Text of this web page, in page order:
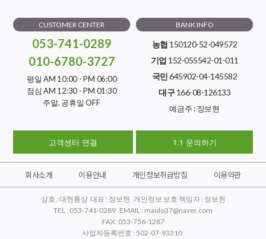
CUSTOMER CENTER
053-741-0289
010-6780-3727
평일 AM 10:00 - PM 06:00
점심 AM 12:30 - PM 01:30
주말, 공휴일 OFF
BANK INFO
농협 150120-52-049572
기업 152-055542-01-011
국민645902-04-145582
대구166-08-126133
예금주 : 장보현
고객센터 연결 1:1 문의하기
회사소개 이용안내 개인정보취급방침 이용약관
상호 : 대현통상 대표 : 장보현 개인정보 보호 책임자 : 장보현
TEL : 053-741-0289 EMAIL : maido37@naver.com
FAX: 053-756-1287
사업자등록번호 : 502-07-93310